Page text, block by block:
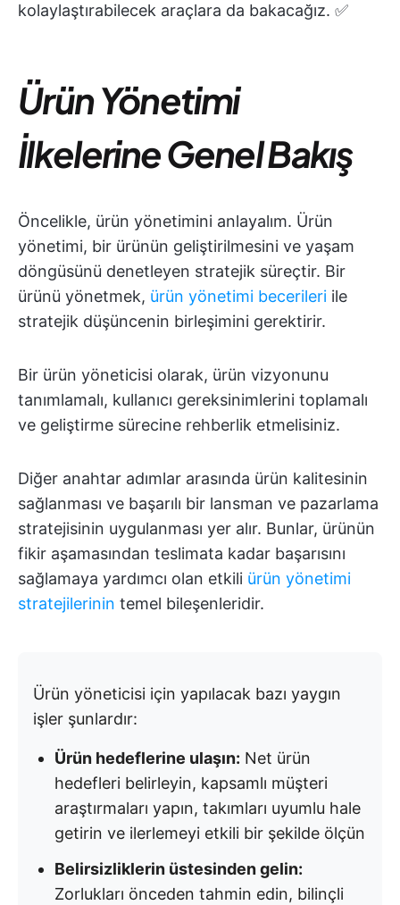
kolaylaştırabilecek araçlara da bakacağız. ✅
Ürün Yönetimi
İlkelerine Genel Bakış
Öncelikle, ürün yönetimini anlayalım. Ürün
yönetimi, bir ürünün geliştirilmesini ve yaşam
döngüsünü denetleyen stratejik süreçtir. Bir
ürünü yönetmek, ürün yönetimi becerileri ile
stratejik düşüncenin birleşimini gerektirir.
Bir ürün yöneticisi olarak, ürün vizyonunu
tanımlamalı, kullanıcı gereksinimlerini toplamalı
ve geliştirme sürecine rehberlik etmelisiniz.
Diğer anahtar adımlar arasında ürün kalitesinin
sağlanması ve başarılı bir lansman ve pazarlama
stratejisinin uygulanması yer alır. Bunlar, ürünün
fikir aşamasından teslimata kadar başarısını
sağlamaya yardımcı olan etkili ürün yönetimi
stratejilerinin temel bileşenleridir.
Ürün yöneticisi için yapılacak bazı yaygın
işler şunlardır:
Ürün hedeflerine ulaşın: Net ürün
hedefleri belirleyin, kapsamlı müşteri
araştırmaları yapın, takımları uyumlu hale
getirin ve ilerlemeyi etkili bir şekilde ölçün
Belirsizliklerin üstesinden gelin:
Zorlukları önceden tahmin edin, bilinçli